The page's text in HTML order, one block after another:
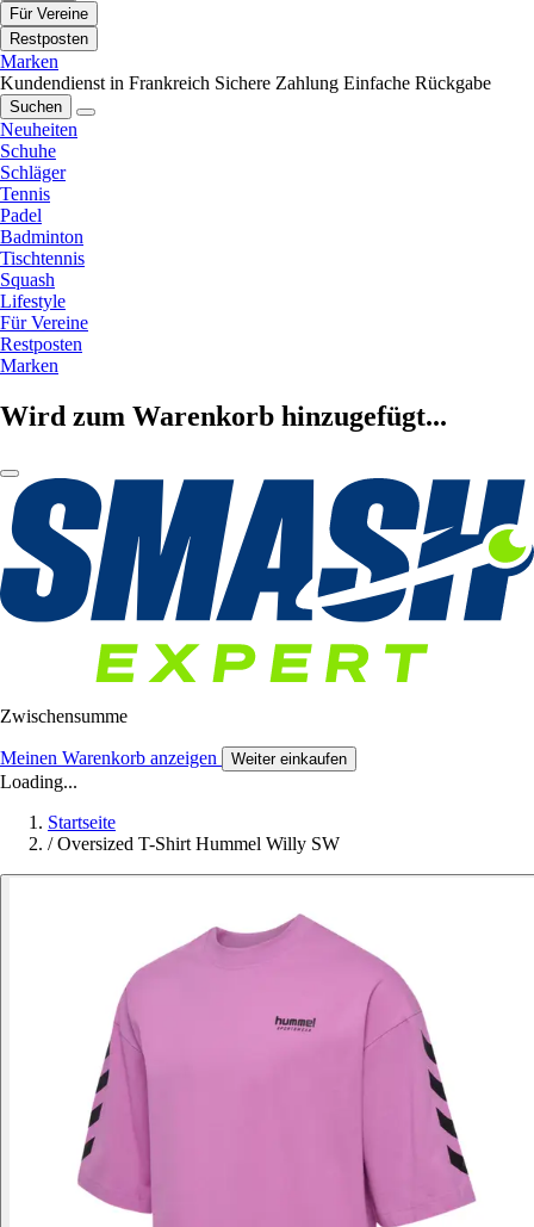
Für Vereine
Restposten
Marken
Kundendienst in Frankreich Sichere Zahlung Einfache Rückgabe
Suchen
Neuheiten
Schuhe
Schläger
Tennis
Padel
Badminton
Tischtennis
Squash
Lifestyle
Für Vereine
Restposten
Marken
Wird zum Warenkorb hinzugefügt...
Zwischensumme
Meinen Warenkorb anzeigen Weiter einkaufen
Loading...
Startseite
/ Oversized T-Shirt Hummel Willy SW